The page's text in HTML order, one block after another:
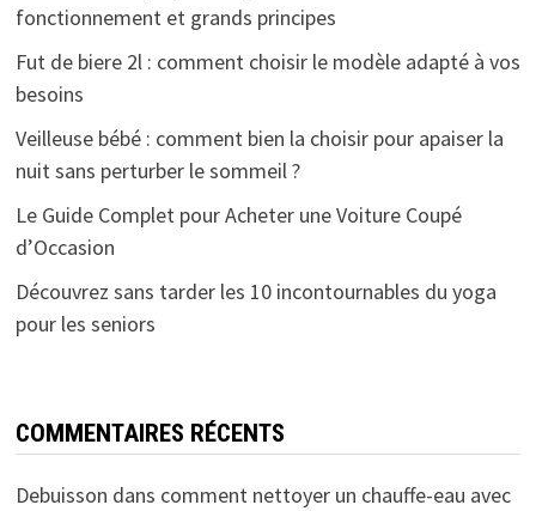
fonctionnement et grands principes
Fut de biere 2l : comment choisir le modèle adapté à vos
besoins
Veilleuse bébé : comment bien la choisir pour apaiser la
nuit sans perturber le sommeil ?
Le Guide Complet pour Acheter une Voiture Coupé
d’Occasion
Découvrez sans tarder les 10 incontournables du yoga
pour les seniors
COMMENTAIRES RÉCENTS
Debuisson dans comment nettoyer un chauffe-eau avec